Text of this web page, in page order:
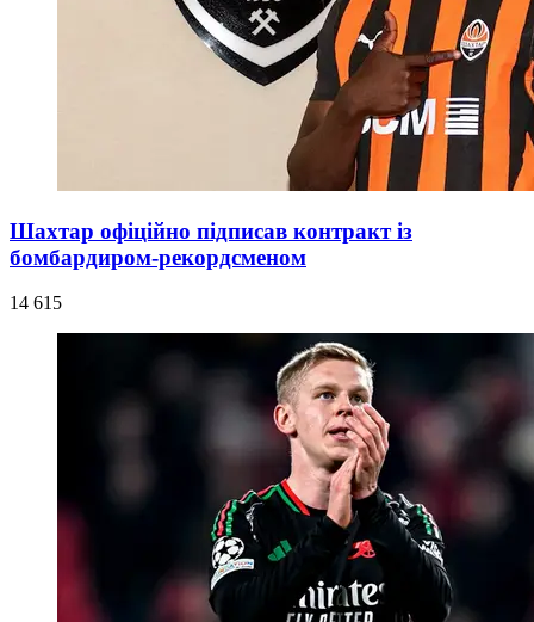
Шахтар офіційно підписав контракт із
бомбардиром-рекордсменом
14 615